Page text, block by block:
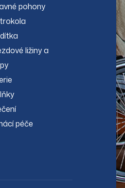
pohony
ližiny a
péče